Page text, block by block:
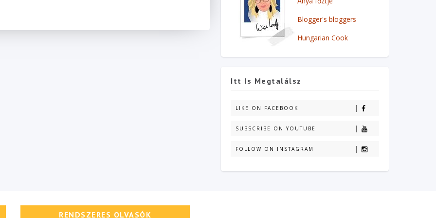
Blogger's bloggers
Hungarian Cook
Itt Is Megtalálsz
LIKE ON FACEBOOK
SUBSCRIBE ON YOUTUBE
FOLLOW ON INSTAGRAM
RENDSZERES OLVASÓK